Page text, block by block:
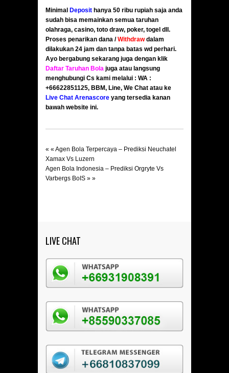
Minimal Deposit hanya 50 ribu rupiah saja anda
sudah bisa memainkan semua taruhan
olahraga, casino, toto draw, poker, togel dll.
Proses penarikan dana /Withdrawdalam
dilakukan 24 jam dan tanpa batas wd perhari.
Ayo bergabung sekarang juga dengan klik
Daftar Taruhan Bola juga atau langsung
menghubungi Cs kami melalui : WA :
+66622851125, BBM, Line, We Chat atau ke
Live Chat Arenascore yang tersedia kanan
bawah website ini.
« « Agen Bola Terpercaya – Prediksi Neuchatel
Xamax Vs Luzern
Agen Bola Indonesia – Prediksi Orgryte Vs
Varbergs BoIS » »
LIVE CHAT